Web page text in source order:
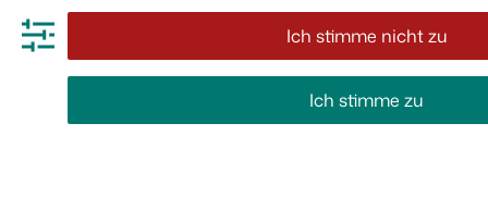
Ich stimme nicht zu
Ich stimme zu